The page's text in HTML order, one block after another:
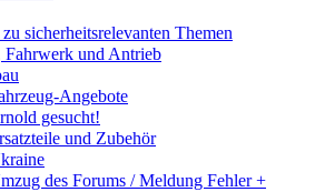
sicherheitsrelevanten Themen
und Antrieb
Angebote
gesucht!
und Zubehör
des Forums / Meldung Fehler +